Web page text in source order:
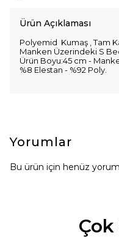
Ürün Açıklaması
Polyemid Kumaş , Tam
Manken Üzerindeki S
Ürün Boyu:45 cm -
%8 Elestan - %92 Poly.
Yorumlar
Bu ürün için henüz yorum